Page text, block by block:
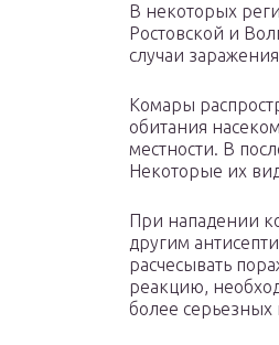
В некоторых
Ростовской и
случаи
Комары
обитания
местности. В
Некоторые их
При нападении
другим
расчесывать
реакцию,
более серьезных